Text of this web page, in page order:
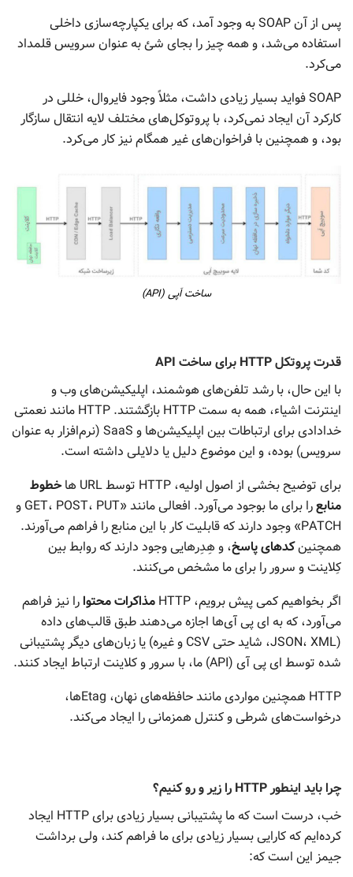
پس از آن SOAP به وجود آمد، که برای یکپارچه‌سازی داخلی
استفاده می‌شد، و همه چیز را بجای شئ به عنوان سرویس قلمداد
می‌کرد.
SOAP فواید بسیار زیادی داشت، مثلاً وجود فایروال، خللی در
کارکرد آن ایجاد نمی‌کرد، با پروتوکل‌های مختلف لایه انتقال سازگار
بود، و همچنین با فراخوان‌های غیر همگام نیز کار می‌کرد.
ساخت اَپی (API)
قدرت پروتکل HTTP برای ساخت API
با این حال، با رشد تلفن‌های هوشمند، اپلیکیشن‌های وب و
اینترنت اشیاء، همه به سمت HTTP بازگشتند. HTTP مانند نعمتی
خدادادی برای ارتباطات بین اپلیکیشن‌ها و SaaS (نرم‌افزار به عنوان
سرویس) بوده، و این موضوع دلیل یا دلایلی داشته است.
برای توضیح بخشی از اصول اولیه، HTTP توسط URL ها
خطوط
منابع
را برای ما بوجود می‌آورد. افعالی مانند «GET، POST، PUT و
PATCH» وجود دارند که قابلیت کار با این منابع را فراهم می‌آورند.
همچنینکدهای پاسخ، و هِدِرهایی وجود دارند که روابط بین
کِلاینت و سرور را برای ما مشخص می‌کنند.
اگر بخواهیم کمی پیش برویم، HTTP
مذاکرات محتوا را نیز فراهم
می‌آورد، که به ای پی آی‌ها اجازه می‌دهند طبق قالب‌های داده
(JSON، XML، شاید حتی CSV و غیره) یا زبان‌های دیگر پشتیبانی
شده توسط ای پی آی (API) ما، با سرور و کلاینت ارتباط ایجاد کنند.
HTTP همچنین مواردی مانند حافظه‌های نهان، Etagها،
درخواست‌های شرطی و کنترل همزمانی را ایجاد می‌کند.
چرا باید اینطور HTTP را زیر و رو کنیم؟
خب، درست است که ما پشتیبانی بسیار زیادی برای HTTP ایجاد
کرده‌ایم که کارایی بسیار زیادی برای ما فراهم کند، ولی برداشت
جیمز این است که: